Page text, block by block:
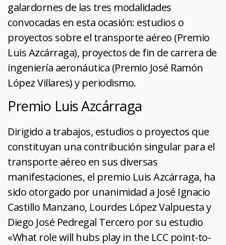
galardornes de las tres modalidades
convocadas en esta ocasión: estudios o
proyectos sobre el transporte aéreo (Premio
Luis Azcárraga), proyectos de fin de carrera de
ingeniería aeronáutica (Premio José Ramón
López Villares) y periodismo.
Premio Luis Azcárraga
Dirigido a trabajos, estudios o proyectos que
constituyan una contribución singular para el
transporte aéreo en sus diversas
manifestaciones, el premio Luis Azcárraga, ha
sido otorgado por unanimidad a José Ignacio
Castillo Manzano, Lourdes López Valpuesta y
Diego José Pedregal Tercero por su estudio
«What role will hubs play in the LCC point-to-